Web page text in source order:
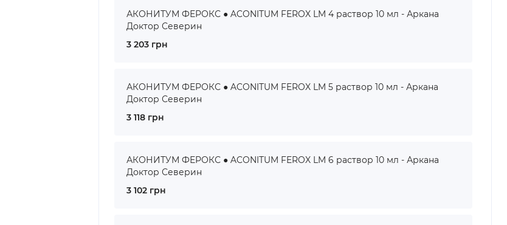
АКОНИТУМ ФЕРОКС ● ACONITUM FEROX LM 4 раствор 10 мл - Аркана
Доктор Северин
3 203 грн
АКОНИТУМ ФЕРОКС ● ACONITUM FEROX LM 5 раствор 10 мл - Аркана
Доктор Северин
3 118 грн
АКОНИТУМ ФЕРОКС ● ACONITUM FEROX LM 6 раствор 10 мл - Аркана
Доктор Северин
3 102 грн